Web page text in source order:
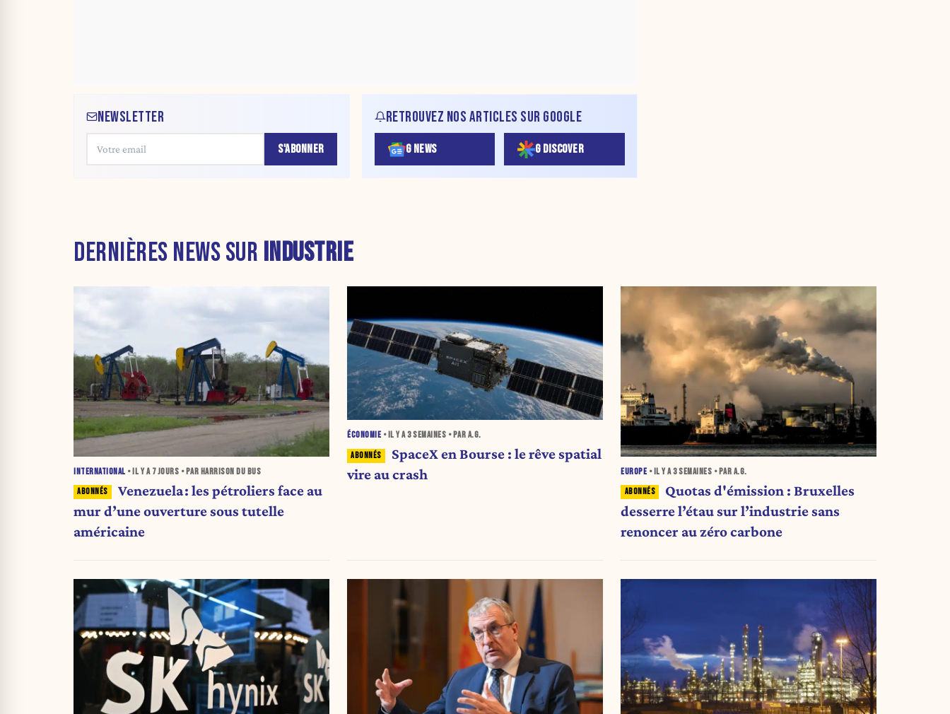
NEWSLETTER
S'ABONNER
RETROUVEZ NOS ARTICLES SUR GOOGLE
G NEWS G DISCOVER
DERNIÈRES NEWS SUR INDUSTRIE
INTERNATIONAL • IL Y A 7 JOURS • PAR HARRISON DU BUS
Venezuela : les pétroliers face au
mur d’une ouverture sous tutelle
américaine
ÉCONOMIE • IL Y A3 SEMAINES • PAR A.G.
SpaceX en Bourse : le rêve spatial
vire au crash
EUROPE • IL Y A3 SEMAINES • PAR A.G.
Quotas d'émission : Bruxelles
desserre l’étau sur l’industrie sans
renoncer au zéro carbone